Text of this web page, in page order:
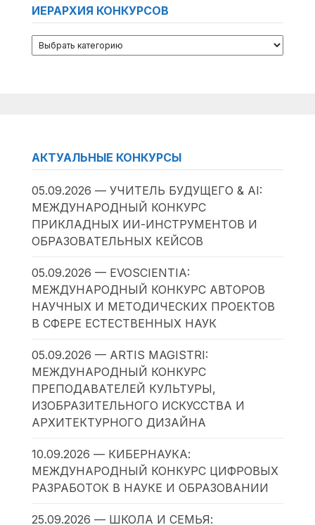
ИЕРАРХИЯ КОНКУРСОВ
АКТУАЛЬНЫЕ КОНКУРСЫ
05.09.2026 — УЧИТЕЛЬ БУДУЩЕГО & AI:
МЕЖДУНАРОДНЫЙ КОНКУРС
ПРИКЛАДНЫХ ИИ-ИНСТРУМЕНТОВ И
ОБРАЗОВАТЕЛЬНЫХ КЕЙСОВ
05.09.2026 — EVOSCIENTIA:
МЕЖДУНАРОДНЫЙ КОНКУРС АВТОРОВ
НАУЧНЫХ И МЕТОДИЧЕСКИХ ПРОЕКТОВ
В СФЕРЕ ЕСТЕСТВЕННЫХ НАУК
05.09.2026 — ARTIS MAGISTRI:
МЕЖДУНАРОДНЫЙ КОНКУРС
ПРЕПОДАВАТЕЛЕЙ КУЛЬТУРЫ,
ИЗОБРАЗИТЕЛЬНОГО ИСКУССТВА И
АРХИТЕКТУРНОГО ДИЗАЙНА
10.09.2026 — КИБЕРНАУКА:
МЕЖДУНАРОДНЫЙ КОНКУРС ЦИФРОВЫХ
РАЗРАБОТОК В НАУКЕ И ОБРАЗОВАНИИ
25.09.2026 — ШКОЛА И СЕМЬЯ: